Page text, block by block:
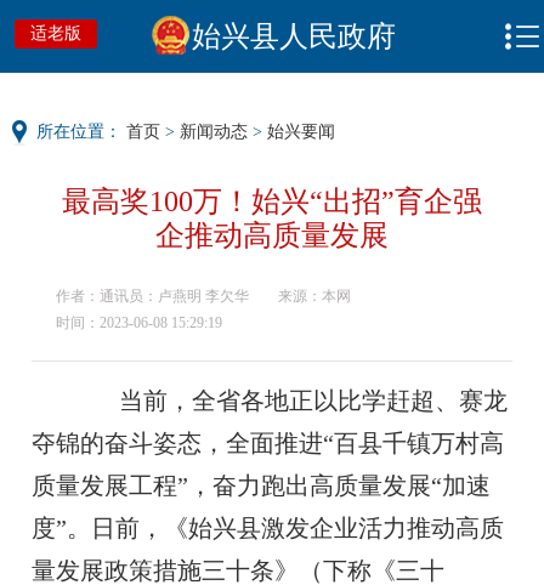
适老版 始兴县人民政府
所在位置： 首页 > 新闻动态 > 始兴要闻
最高奖100万！始兴“出招”育企强
企推动高质量发展
作者：通讯员：卢燕明 李欠华
来源：本网
时间：2023-06-08 15:29:19
当前，全省各地正以比学赶超、赛龙
夺锦的奋斗姿态，全面推进“百县千镇万村高
质量发展工程”，奋力跑出高质量发展“加速
度”。日前，《始兴县激发企业活力推动高质
量发展政策措施三十条》（下称《三十